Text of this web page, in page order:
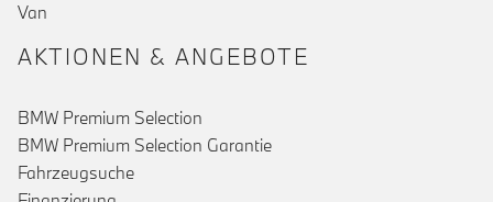
Van
AKTIONEN & ANGEBOTE
BMW Premium Selection
BMW Premium Selection Garantie
Fahrzeugsuche